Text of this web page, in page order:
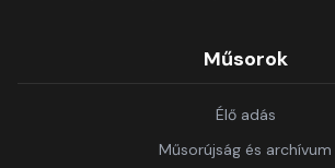
Műsorok
Élő adás
Műsorújság és archívum